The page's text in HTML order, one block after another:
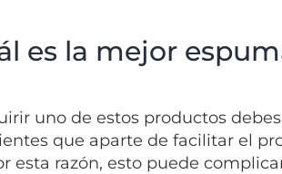
es la mejor
uno de estos productos
que aparte de facilitar el
esta razón, esto puede